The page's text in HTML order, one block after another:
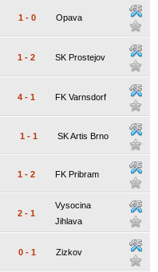
1 - 0 Opava
1 - 2 SK Prostejov
4 - 1 FK Varnsdorf
1 - 1 SK Artis Brno
1 - 2 FK Pribram
2 - 1
Vysocina
Jihlava
0 - 1 Zizkov